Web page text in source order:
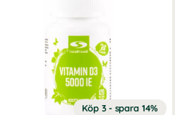
Köp 3 - spara 14%